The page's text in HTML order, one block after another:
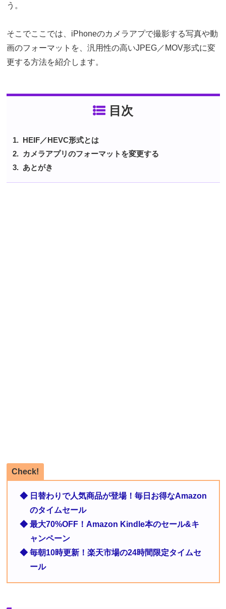
う。
そこでここでは、iPhoneのカメラアプで撮影する写真や動
画のフォーマットを、汎用性の高いJPEG／MOV形式に変
更する方法を紹介します。
目次
HEIF／HEVC形式とは
カメラアプリのフォーマットを変更する
あとがき
Check!
◆ 日替わりで人気商品が登場！毎日お得なAmazon
のタイムセール
◆ 最大70%OFF！Amazon Kindle本のセール&キ
ャンペーン
◆ 毎朝10時更新！楽天市場の24時間限定タイムセ
ール